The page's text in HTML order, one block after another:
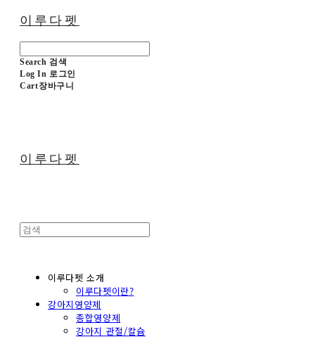
이루다펫
Search 검색
Log In 로그인
Cart장바구니
이루다펫
이루다펫 소개
이루다펫이란?
강아지영양제
종합영양제
강아지 관절/칼슘